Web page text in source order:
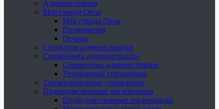
Администрация
Мэр города Орла
Мэр города Орла
Полномочия
Отчеты
Структура администрации
Справочник администрации
Справочник администрации
Телефонный справочник
Территориальные управления
Подведомственные организации
Подведомственные организации